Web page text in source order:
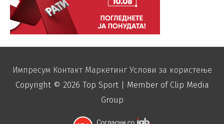
Импресум Контакт Маркетинг Услови за користење
Copyright © 2026 Top Sport| Member of Clip Media
Group